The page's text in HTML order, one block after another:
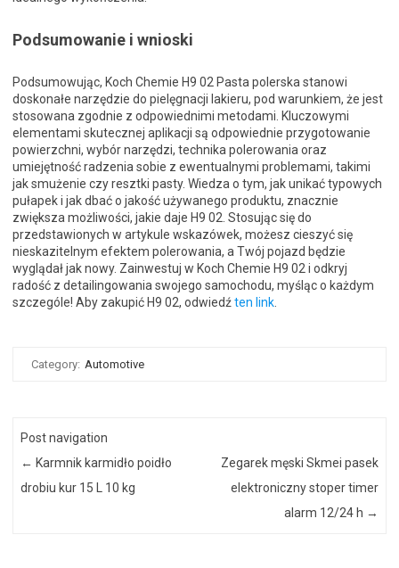
Podsumowanie i wnioski
Podsumowując, Koch Chemie H9 02 Pasta polerska stanowi
doskonałe narzędzie do pielęgnacji lakieru, pod warunkiem, że jest
stosowana zgodnie z odpowiednimi metodami. Kluczowymi
elementami skutecznej aplikacji są odpowiednie przygotowanie
powierzchni, wybór narzędzi, technika polerowania oraz
umiejętność radzenia sobie z ewentualnymi problemami, takimi
jak smużenie czy resztki pasty. Wiedza o tym, jak unikać typowych
pułapek i jak dbać o jakość używanego produktu, znacznie
zwiększa możliwości, jakie daje H9 02. Stosując się do
przedstawionych w artykule wskazówek, możesz cieszyć się
nieskazitelnym efektem polerowania, a Twój pojazd będzie
wyglądał jak nowy. Zainwestuj w Koch Chemie H9 02 i odkryj
radość z detailingowania swojego samochodu, myśląc o każdym
szczególe! Aby zakupić H9 02, odwiedźten link
Category: Automotive
Post navigation
← Karmnik karmidło poidło
drobiu kur 15 L 10 kg
Zegarek męski Skmei pasek
elektroniczny stoper timer
alarm 12/24 h →